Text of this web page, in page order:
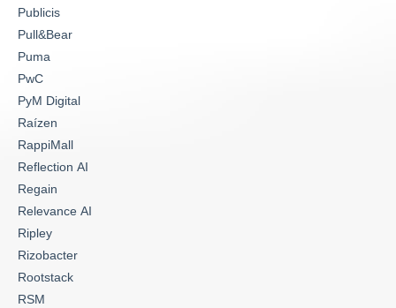
Publicis
Pull&Bear
Puma
PwC
PyM Digital
Raízen
RappiMall
Reflection AI
Regain
Relevance AI
Ripley
Rizobacter
Rootstack
RSM